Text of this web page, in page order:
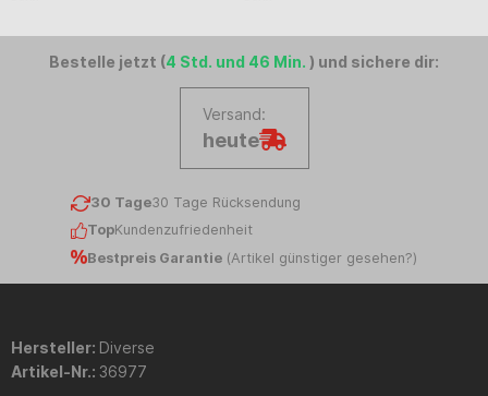
Bestelle jetzt (4 Std. und 46 Min. ) und sichere dir:
Versand:
heute
30 Tage30 Tage Rücksendung
TopKundenzufriedenheit
Bestpreis Garantie (Artikel günstiger gesehen?)
Hersteller: Diverse
Artikel-Nr.: 36977